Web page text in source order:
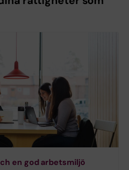
en god arbetsmiljö